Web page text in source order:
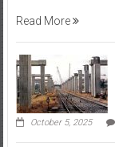
Read More
October 5, 2025